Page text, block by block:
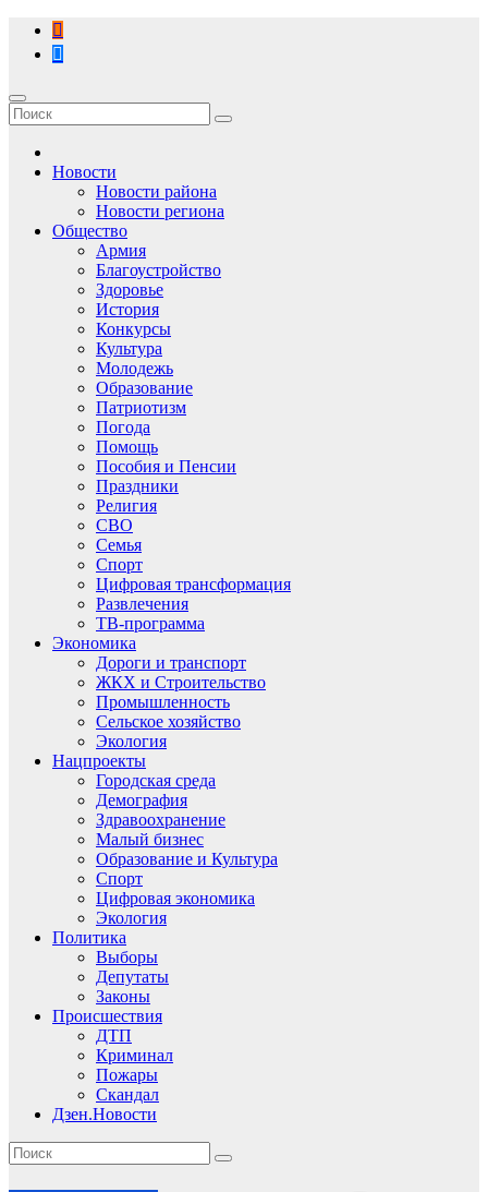
Перейти
содержимому
Новости
Новости района
Новости региона
Общество
Армия
Благоустройство
Здоровье
История
Конкурсы
Культура
Молодежь
Образование
Патриотизм
Погода
Помощь
Пособия и Пенсии
Праздники
Религия
СВО
Семья
Спорт
Цифровая трансформация
Развлечения
ТВ-программа
Экономика
Дороги и транспорт
ЖКХ и Строительство
Промышленность
Сельское хозяйство
Экология
Нацпроекты
Городская среда
Демография
Здравоохранение
Малый бизнес
Образование и Культура
Спорт
Цифровая экономика
Экология
Политика
Выборы
Депутаты
Законы
Происшествия
ДТП
Криминал
Пожары
Скандал
Дзен.Новости